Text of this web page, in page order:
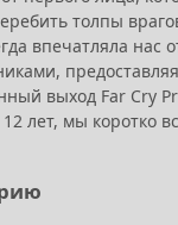
толпы
впечатляла нас
выход Far Cry
лет, мы коротко